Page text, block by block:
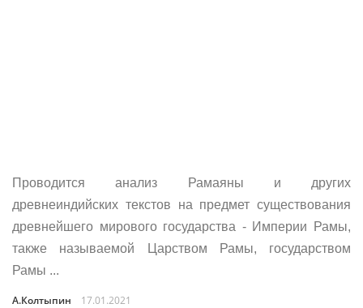
Проводится анализ Рамаяны и других
древнеиндийских текстов на предмет существования
древнейшего мирового государства - Империи Рамы,
также называемой Царством Рамы, государством
Рамы ...
А.Колтыпин 17.01.2021